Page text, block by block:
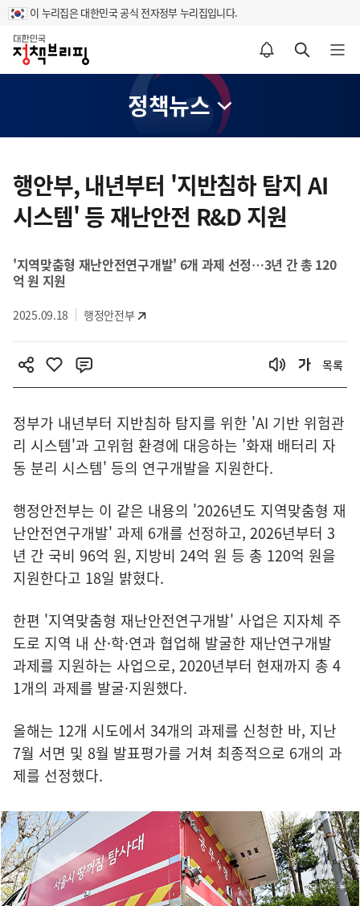
이 누리집은 대한민국 공식 전자정부 누리집입니다.
홈
알림설정 바로가기 검색 바로가기 메뉴 열기
정책뉴스
텐
츠
영
행안부, 내년부터 '지반침하 탐지 AI
시스템' 등 재난안전 R&D 지원
'지역맞춤형 재난안전연구개발' 6개 과제 선정…3년 간 총 120
억 원 지원
2025.09.18 행정안전부
목록
정부가 내년부터 지반침하 탐지를 위한 'AI 기반 위험관
리 시스템'과 고위험 환경에 대응하는 '화재 배터리 자
동 분리 시스템' 등의 연구개발을 지원한다.
행정안전부는 이 같은 내용의 '2026년도 지역맞춤형 재
난안전연구개발' 과제 6개를 선정하고, 2026년부터 3
년 간 국비 96억 원, 지방비 24억 원 등 총 120억 원을
지원한다고 18일 밝혔다.
한편 '지역맞춤형 재난안전연구개발' 사업은 지자체 주
도로 지역 내 산·학·연과 협업해 발굴한 재난연구개발
과제를 지원하는 사업으로, 2020년부터 현재까지 총 4
1개의 과제를 발굴·지원했다.
올해는 12개 시도에서 34개의 과제를 신청한 바, 지난
7월 서면 및 8월 발표평가를 거쳐 최종적으로 6개의 과
제를 선정했다.